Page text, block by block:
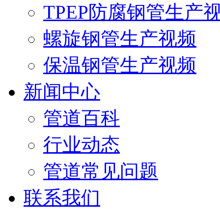
TPEP防腐钢管生产
螺旋钢管生产视频
保温钢管生产视频
新闻中心
管道百科
行业动态
管道常见问题
联系我们